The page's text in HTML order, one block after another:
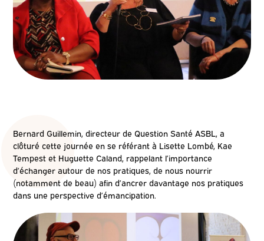
Bernard Guillemin,directeur de Question Santé ASBL, a
clôturé cette journée en se référant à Lisette Lombé, Kae
Tempest et Huguette Caland, rappelant l’importance
d’échanger autour de nos pratiques, de nous nourrir
(notamment de beau) afin d’ancrer davantage nos pratiques
dans une perspective d’émancipation.